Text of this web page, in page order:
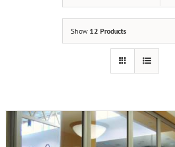
Show 12 Products